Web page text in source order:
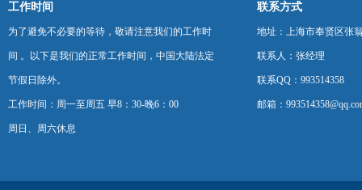
工作时间
为了避免不必要的等待，敬请注意我们的工作时
间 。以下是我们的正常工作时间，中国大陆法定
节假日除外。
工作时间：周一至周五 早8：30-晚6：00
周日、周六休息
联系方式
地址：上海市奉贤区张
联系人：张经理
联系QQ：993514358
邮箱：